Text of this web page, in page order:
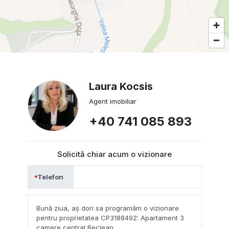
Laura Kocsis
Agent imobiliar
+40 741 085 893
Solicită chiar acum o vizionare
Telefon